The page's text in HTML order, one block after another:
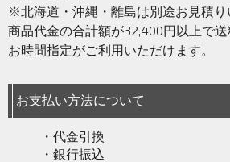
※北海道・沖縄・離島は別途お見積り
商品代金の合計額が32,400円以上で送
お時間指定がご利用いただけます。
お支払い方法について
・代金引換
・銀行振込